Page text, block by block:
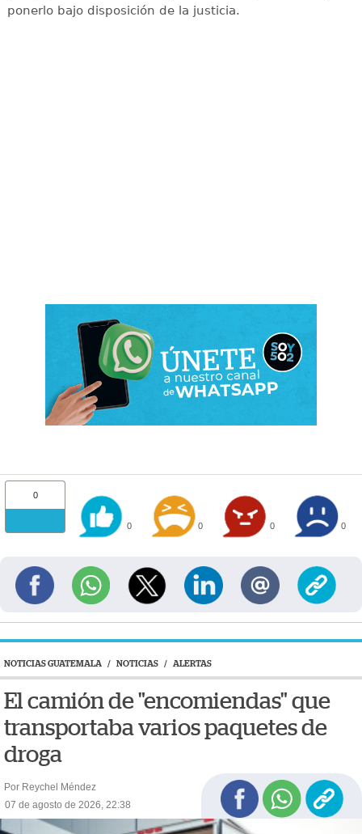
ponerlo bajo disposición de la justicia.
0
0 0 0 0
NOTICIAS GUATEMALA / NOTICIAS / ALERTAS
El camión de "encomiendas" que
transportaba varios paquetes de
droga
Por Reychel Méndez
07 de agosto de 2026, 22:38